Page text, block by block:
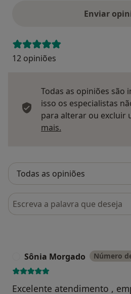
Enviar
12 opiniões
Todas as opiniões são
isso os especialistas
para alterar ou excluir
mais.
Pesquisar em opiniões
Sônia Morgado Número
Excelente atendimento ,